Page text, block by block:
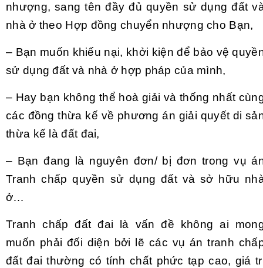
nhượng, sang tên đầy đủ quyền sử dụng đất
nhà ở theo Hợp đồng chuyển nhượng cho Bạn,
– Bạn muốn khiếu nại, khởi kiện để bảo vệ
sử dụng đất và nhà ở hợp pháp của mình,
– Hay bạn không thể hoà giải và thống nhất
các đồng thừa kế về phương án giải quyết di
thừa kế là đất đai,
– Bạn đang là nguyên đơn/ bị đơn trong vụ
Tranh chấp quyền sử dụng đất và sở hữu
ở…
Tranh chấp đất đai là vấn đề không ai
muốn phải đối diện bởi lẽ các vụ án tranh
đất đai thường có tính chất phức tạp cao, giá